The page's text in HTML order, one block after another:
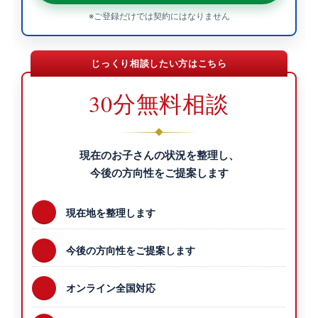
※ご登録だけでは契約にはなりません
じっくり相談したい方はこちら
30分無料相談
現在のお子さんの状況を整理し、
今後の方向性をご提案します
現在地を整理します
今後の方向性をご提案します
オンライン全国対応